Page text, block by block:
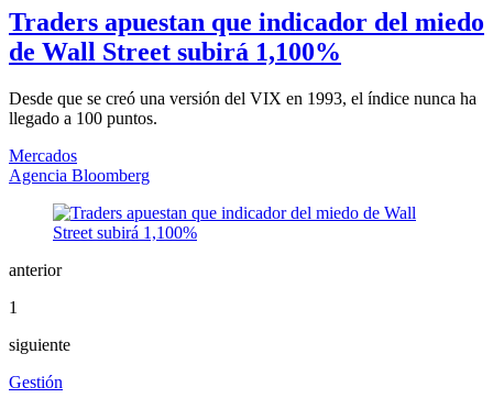
Traders apuestan que indicador del miedo
de Wall Street subirá 1,100%
Desde que se creó una versión del VIX en 1993, el índice nunca ha
llegado a 100 puntos.
Mercados
Agencia Bloomberg
anterior
1
siguiente
Gestión